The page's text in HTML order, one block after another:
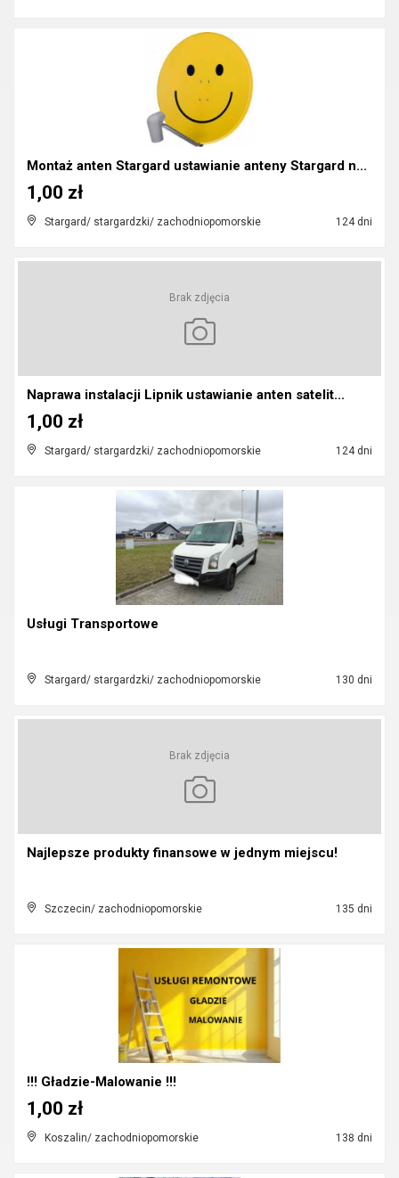
Montaż anten Stargard ustawianie anteny Stargard n...
Stargard/ stargardzki/ zachodniopomorskie 124 dni
1,00 zł
Brak zdjęcia
Naprawa instalacji Lipnik ustawianie anten satelit...
Stargard/ stargardzki/ zachodniopomorskie 124 dni
1,00 zł
Usługi Transportowe
Stargard/ stargardzki/ zachodniopomorskie 130 dni
Brak zdjęcia
Najlepsze produkty finansowe w jednym miejscu!
Szczecin/ zachodniopomorskie 135 dni
!!! Gładzie-Malowanie !!!
Koszalin/ zachodniopomorskie 138 dni
1,00 zł